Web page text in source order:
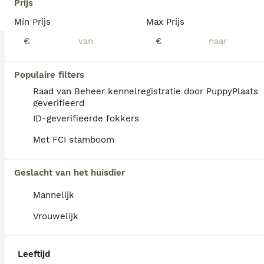
Prijs
Min Prijs
€
Max Prijs
€
Populaire filters
Raad van Beheer kennelregistratie door PuppyPlaats
geverifieerd
ID-geverifieerde fokkers
Met FCI stamboom
Geslacht van het huisdier
Mannelijk
Vrouwelijk
Leeftijd
3 maanden
Leeftijd GeslachtPrijs
Id Geverifieerd
(44.3km)